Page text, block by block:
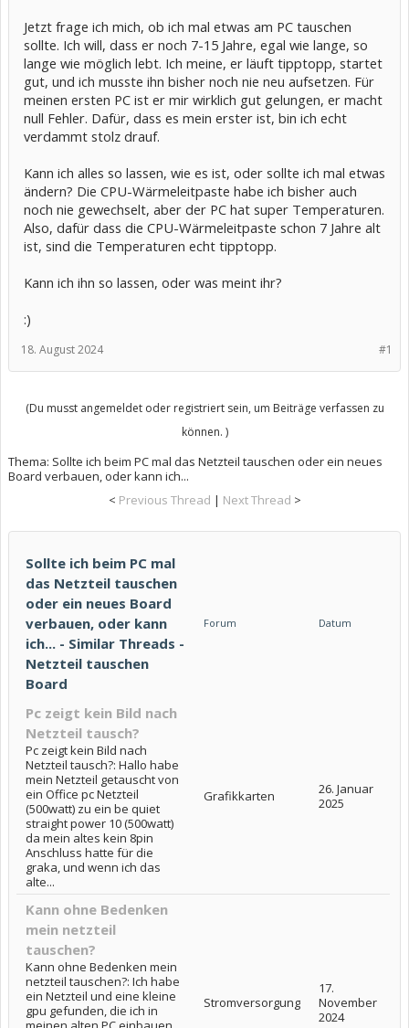
Jetzt frage ich mich, ob ich mal etwas am PC tauschen
sollte. Ich will, dass er noch 7-15 Jahre, egal wie lange, so
lange wie möglich lebt. Ich meine, er läuft tipptopp, startet
gut, und ich musste ihn bisher noch nie neu aufsetzen. Für
meinen ersten PC ist er mir wirklich gut gelungen, er macht
null Fehler. Dafür, dass es mein erster ist, bin ich echt
verdammt stolz drauf.
Kann ich alles so lassen, wie es ist, oder sollte ich mal etwas
ändern? Die CPU-Wärmeleitpaste habe ich bisher auch
noch nie gewechselt, aber der PC hat super Temperaturen.
Also, dafür dass die CPU-Wärmeleitpaste schon 7 Jahre alt
ist, sind die Temperaturen echt tipptopp.
Kann ich ihn so lassen, oder was meint ihr?
:)
#1
18. August 2024
(Du musst angemeldet oder registriert sein, um Beiträge verfassen zu
können. )
Thema: Sollte ich beim PC mal das Netzteil tauschen oder ein neues
Board verbauen, oder kann ich...
< Previous Thread | Next Thread >
Sollte ich beim PC mal
das Netzteil tauschen
oder ein neues Board
verbauen, oder kann
ich... - Similar Threads -
Netzteil tauschen
Board
Forum Datum
Pc zeigt kein Bild nach
Netzteil tausch?
Pc zeigt kein Bild nach
Netzteil tausch?: Hallo habe
mein Netzteil getauscht von
ein Office pc Netzteil
(500watt) zu ein be quiet
straight power 10 (500watt)
da mein altes kein 8pin
Anschluss hatte für die
graka, und wenn ich das
alte...
Grafikkarten
26. Januar
2025
Kann ohne Bedenken
mein netzteil
tauschen?
Kann ohne Bedenken mein
netzteil tauschen?: Ich habe
ein Netzteil und eine kleine
gpu gefunden, die ich in
Stromversorgung
17.
November
2024